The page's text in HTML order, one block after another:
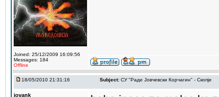
Joined: 25/12/2009 16:09:56
Messages: 184
Offline
18/05/2010 21:31:16 Subject: СУ "Раде Јовчевски Корчагин" - Скопје
jovank